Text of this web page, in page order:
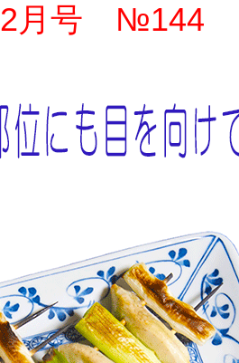
月号 №144